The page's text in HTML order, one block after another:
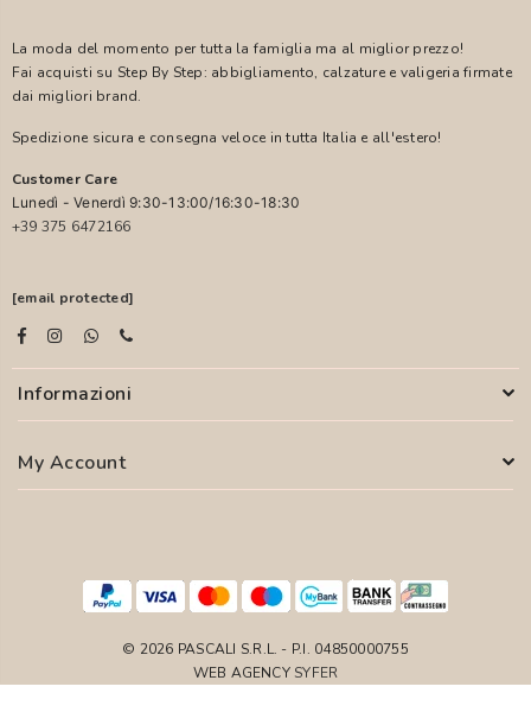
La moda del momento per tutta la famiglia ma al miglior prezzo!
Fai acquisti su Step By Step: abbigliamento, calzature e valigeria firmate
dai migliori brand.
Spedizione sicura e consegna veloce in tutta Italia e all'estero!
Customer Care
Lunedì - Venerdì 9:30-13:00/16:30-18:30
+39 375 6472166
[email protected]
Informazioni
My Account
© 2026 PASCALI S.R.L. - P.I. 04850000755
WEB AGENCY SYFER